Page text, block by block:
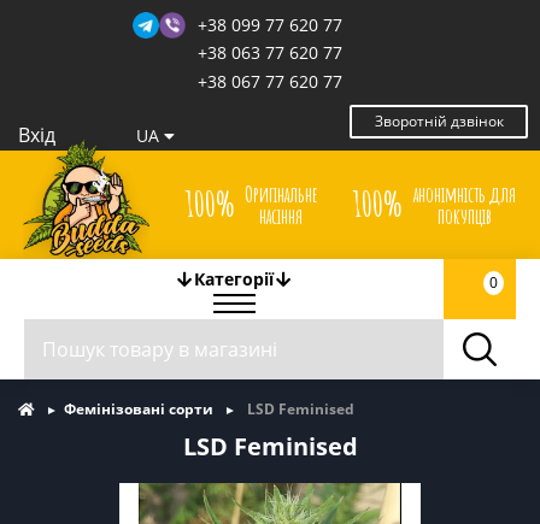
+38 099 77 620 77
+38 063 77 620 77
+38 067 77 620 77
Зворотній дзвінок
Вхід UA
100% Оригінальне
насіння
100% анонімність для
покупців
Категорії 0
Фемінізовані сорти LSD Feminised
LSD Feminised